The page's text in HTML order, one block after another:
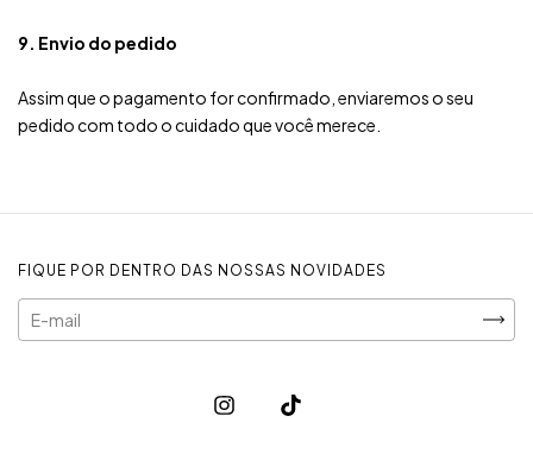
9. Envio do pedido
Assim que o pagamento for confirmado, enviaremos o seu
pedido com todo o cuidado que você merece.
FIQUE POR DENTRO DAS NOSSAS NOVIDADES